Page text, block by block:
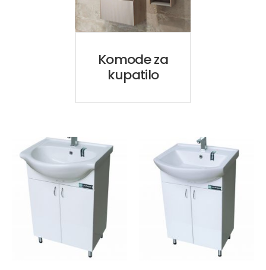
Komode za
kupatilo